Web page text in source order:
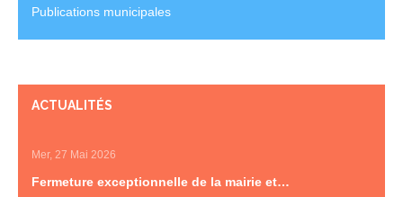
Publications municipales
ACTUALITÉS
Mer, 27 Mai 2026
Fermeture exceptionnelle de la mairie et…